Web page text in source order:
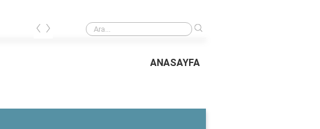
Supra'nın en eski modeli
‹ ›
ANASAYFA